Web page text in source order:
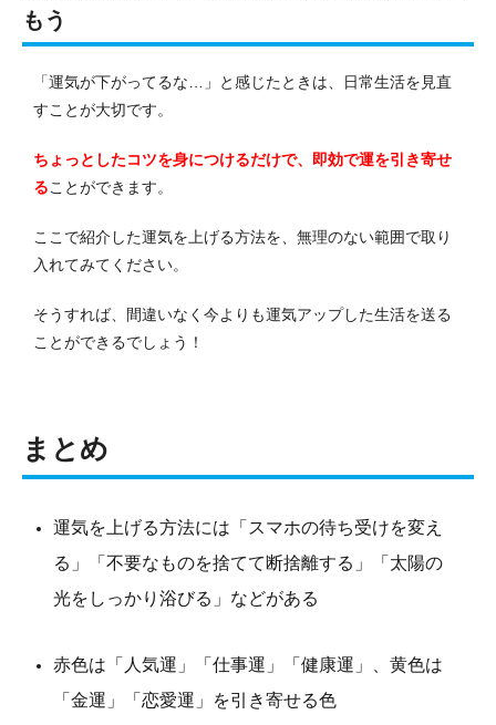
もう
「運気が下がってるな…」と感じたときは、日常生活を見直
すことが大切です。
ちょっとしたコツを身につけるだけで、即効で運を引き寄せ
ることができます。
ここで紹介した運気を上げる方法を、無理のない範囲で取り
入れてみてください。
そうすれば、間違いなく今よりも運気アップした生活を送る
ことができるでしょう！
まとめ
運気を上げる方法には「スマホの待ち受けを変え
る」「不要なものを捨てて断捨離する」「太陽の
光をしっかり浴びる」などがある
赤色は「人気運」「仕事運」「健康運」、黄色は
「金運」「恋愛運」を引き寄せる色